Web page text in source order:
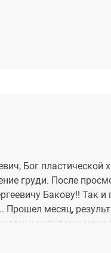
версией себя
от любви до красоты!
Бог пластической
груди. После
Бакову!! Так
Прошел месяц,
видами моих